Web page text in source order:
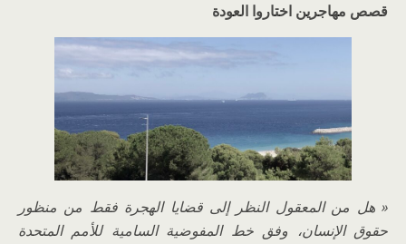
قصص مهاجرين اختاروا العودة
« هل من المعقول النظر إلى قضايا الهجرة فقط من منظور
حقوق الإنسان، وفق خط المفوضية السامية للأمم المتحدة